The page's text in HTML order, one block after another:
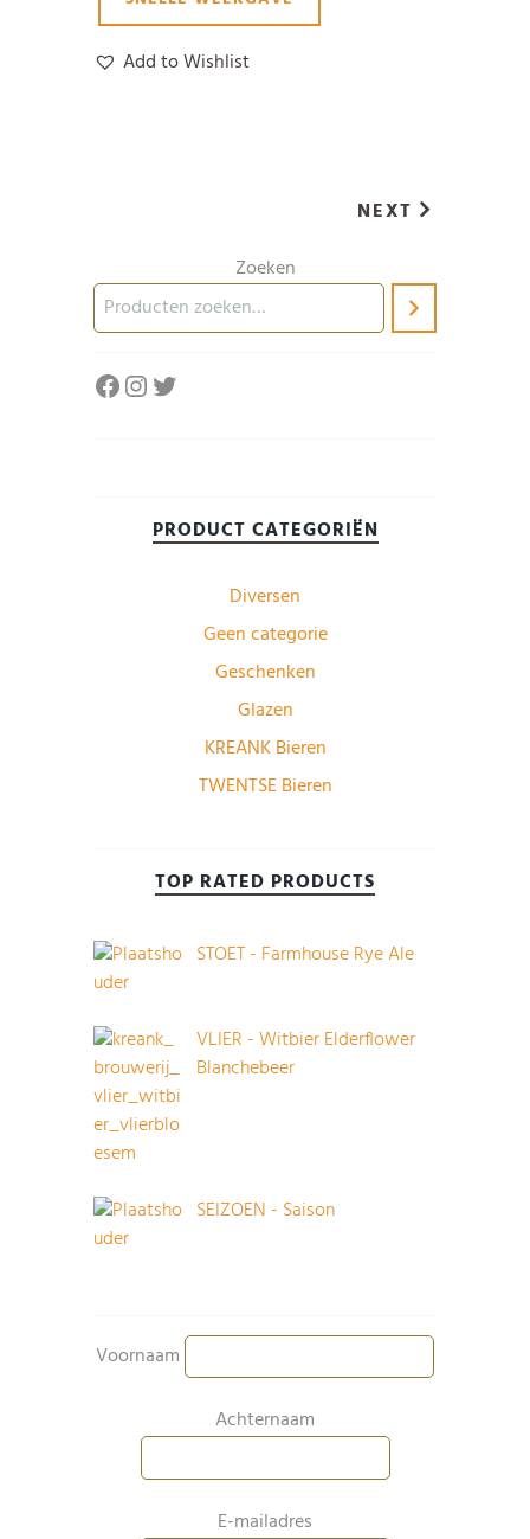
Add to Wishlist
NEXT
Zoeken
Facebook
Instagram
Twitter
PRODUCT CATEGORIËN
Diversen
Geen categorie
Geschenken
Glazen
KREANK Bieren
TWENTSE Bieren
TOP RATED PRODUCTS
STOET - Farmhouse Rye Ale
VLIER - Witbier Elderflower
Blanchebeer
SEIZOEN - Saison
Voornaam
Achternaam
E-mailadres